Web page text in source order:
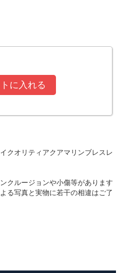
クオリティアクアマリンブレスレ
クルージョンや小傷等があります
る写真と実物に若干の相違はご了